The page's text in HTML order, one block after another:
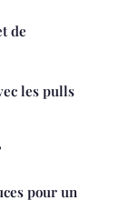
de
les pulls
pour un